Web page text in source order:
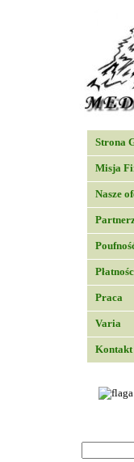
Strona
Misja
Nasze
Praca
Varia
Kontakt